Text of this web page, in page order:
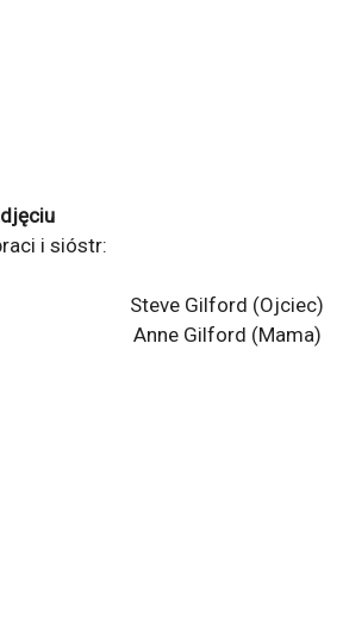
i sióstr:
Steve Gilford (Ojciec)
Anne Gilford (Mama)